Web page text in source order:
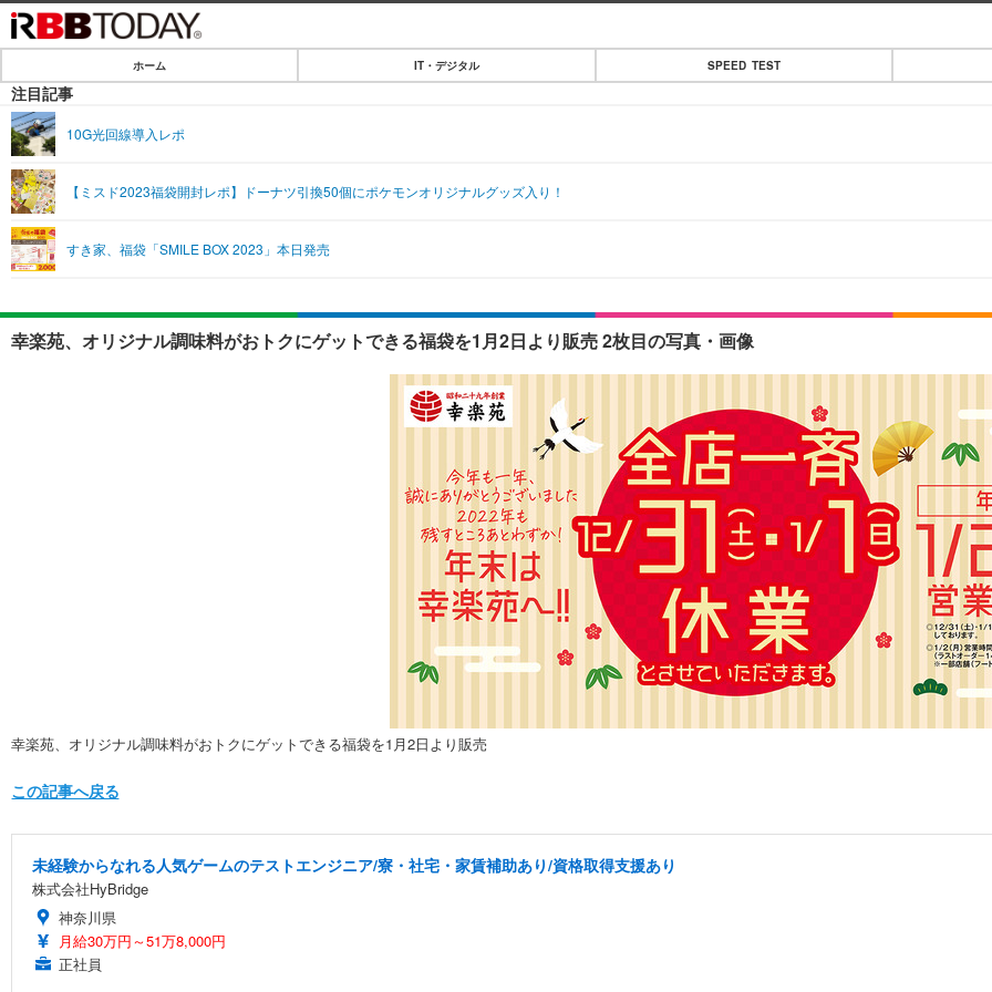
IT・デジタル
ショッピング
SPEED TEST
エンタメ
エンタメTOP
音楽
ショッピング
ライフ
ライフTOP
ペット
リリース一覧
ホーム IT・デジタル SPEED TEST
注目記事
10G光回線導入レポ
【ミスド2023福袋開封レポ】ドーナツ引換50個にポケモンオリジナルグッズ入り！
すき家、福袋「SMILE BOX 2023」本日発売
幸楽苑、オリジナル調味料がおトクにゲットできる福袋を1月2日より販売 2枚目の写真・画像
幸楽苑、オリジナル調味料がおトクにゲットできる福袋を1月2日より販売
この記事へ戻る
未経験からなれる人気ゲームのテストエンジニア/寮・社宅・家賃補助あり/資格取得支援あり
株式会社HyBridge
神奈川県
月給30万円～51万8,000円
正社員